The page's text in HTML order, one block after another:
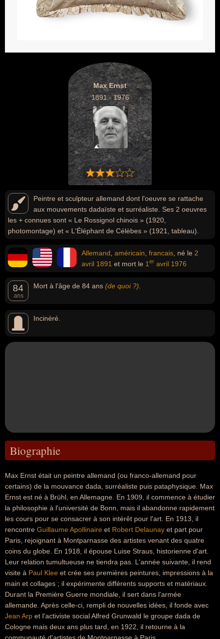
Max Ernst
1891 - 1976
Peintre et sculpteur allemand dont l'oeuvre se rattache
aux mouvements dadaïste et surréaliste. Ses 2 oeuvres
les + connues sont « Le Rossignol chinois » (1920,
photomontage) et « L'Éléphant de Célèbes » (1921, tableau).
Allemand américain francais , né le 2
avril 1891 et mort le 1 er avril 1976
84
ans
Mort à l'âge de 84 ans (de quoi ?)
Incinéré.
Biographie
Max Ernst était un peintre allemand (ou franco-allemand pour
certains) de la mouvance dada, surréaliste puis pataphysique. Max
Ernst est né à Brühl, en Allemagne. En 1909, il commence à étudier
la philosophie à l'université de Bonn, mais il abandonne rapidement
les cours pour se consacrer à son intérêt pour l'art. En 1913, il
rencontre Guillaume Apollinaire et Robert Delaunay et part pour
Paris, rejoignant à Montparnasse des artistes venant des quatre
coins du globe. En 1918, il épouse Luise Straus, historienne d'art.
Leur relation tumultueuse ne tiendra pas. L'année suivante, il rend
visite à Paul Klee et crée ses premières peintures, impressions à la
main et collages ; il expérimente différents supports et matériaux.
Durant la Première Guerre mondiale, il sert dans l'armée
allemande. Après celle-ci, rempli de nouvelles idées, il fonde avec
Jean Arp et l'activiste social Alfred Grunwald le groupe dada de
Cologne mais deux ans plus tard, en 1922, il retourne à la